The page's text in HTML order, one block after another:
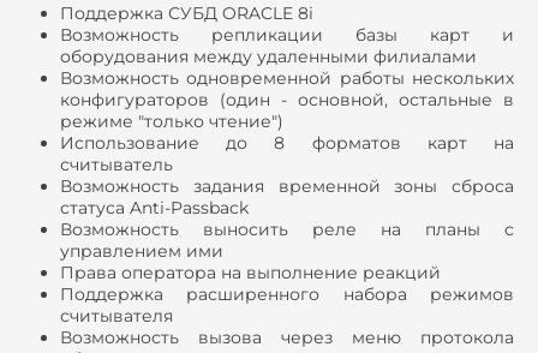
Поддержка СУБД ORACLE 8i
Возможность репликации базы карт и
оборудования между удаленными филиалами
Возможность одновременной работы нескольких
конфигураторов (один - основной, остальные в
режиме "только чтение")
Использование до 8 форматов карт на
считыватель
Возможность задания временной зоны сброса
статуса Anti-Passback
Возможность выносить реле на планы с
управлением ими
Права оператора на выполнение реакций
Поддержка расширенного набора режимов
считывателя
Возможность вызова через меню протокола